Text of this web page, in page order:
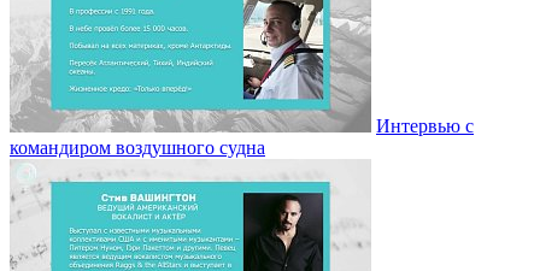
Интервью с
командиром воздушного судна